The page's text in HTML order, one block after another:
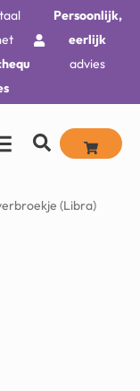
Persoonlijk,
eerlijk
advies
(Libra)